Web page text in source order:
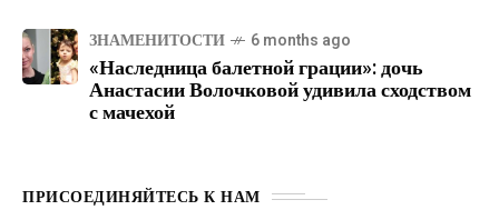
ЗНАМЕНИТОСТИ 6 months ago
«Наследница балетной грации»: дочь
Анастасии Волочковой удивила сходством
с мачехой
ПРИСОЕДИНЯЙТЕСЬ К НАМ